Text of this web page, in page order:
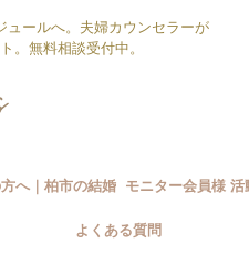
ュールへ。夫婦カウンセラーが
。無料相談受付中。
へ｜柏市の結婚
活サポート方針
モニター会員様 活
よくある質問